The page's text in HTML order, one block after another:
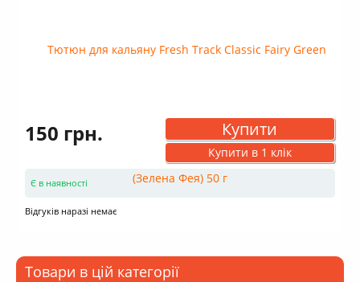
150 грн. Купити
Купити в 1 клік
Є в наявності
Відгуків наразі немає
Товари в цій категорії